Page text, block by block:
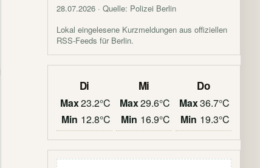
28.07.2026 · Quelle: Polizei Berlin
Lokal eingelesene Kurzmeldungen aus offiziellen
RSS-Feeds für Berlin.
Di
Max23.2°C
Min 12.8°C
Mi
Max29.6°C
Min 16.9°C
Do
Max36.7°C
Min 19.3°C